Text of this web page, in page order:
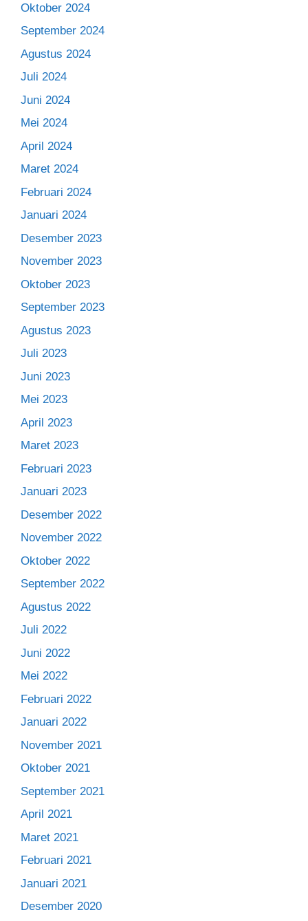
Oktober 2024
September 2024
Agustus 2024
Juli 2024
Juni 2024
Mei 2024
April 2024
Maret 2024
Februari 2024
Januari 2024
Desember 2023
November 2023
Oktober 2023
September 2023
Agustus 2023
Juli 2023
Juni 2023
Mei 2023
April 2023
Maret 2023
Februari 2023
Januari 2023
Desember 2022
November 2022
Oktober 2022
September 2022
Agustus 2022
Juli 2022
Juni 2022
Mei 2022
Februari 2022
Januari 2022
November 2021
Oktober 2021
September 2021
April 2021
Maret 2021
Februari 2021
Januari 2021
Desember 2020